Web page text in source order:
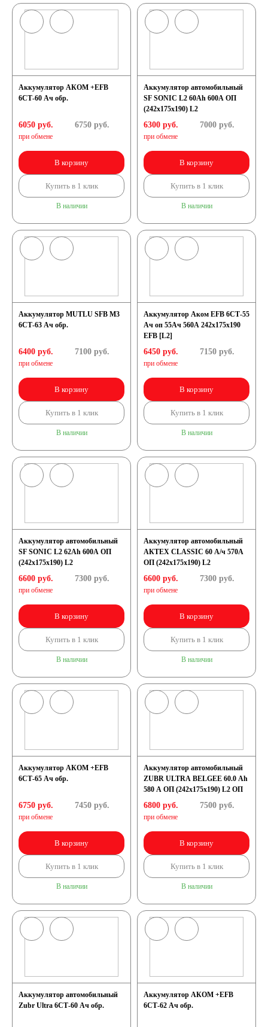
Аккумулятор АКОМ +EFB
6СТ-60 Ач обр.
6050 руб.
при обмене
6750руб.
В корзину
Купить в 1 клик
В наличии
Аккумулятор автомобильный
SF SONIC L2 60Ah 600A ОП
(242х175х190) L2
6300 руб.
при обмене
7000руб.
В корзину
Купить в 1 клик
В наличии
Аккумулятор MUTLU SFB M3
6СТ-63 Ач обр.
6400 руб.
при обмене
7100руб.
В корзину
Купить в 1 клик
В наличии
Аккумулятор Аком EFB 6СТ-55
Ач оп 55Ач 560А 242х175х190
EFB [L2]
6450 руб.
при обмене
7150руб.
В корзину
Купить в 1 клик
В наличии
Аккумулятор автомобильный
SF SONIC L2 62Ah 600A ОП
(242х175х190) L2
6600 руб.
при обмене
7300руб.
В корзину
Купить в 1 клик
В наличии
Аккумулятор автомобильный
АКТЕХ CLASSIC 60 А/ч 570А
ОП (242x175x190) L2
6600 руб.
при обмене
7300руб.
В корзину
Купить в 1 клик
В наличии
Аккумулятор АКОМ +EFB
6СТ-65 Ач обр.
6750 руб.
при обмене
7450руб.
В корзину
Купить в 1 клик
В наличии
Аккумулятор автомобильный
ZUBR ULTRA BELGEE 60.0 Ah
580 A ОП (242x175x190) L2 ОП
6800 руб.
при обмене
7500руб.
В корзину
Купить в 1 клик
В наличии
Аккумулятор автомобильный
Zubr Ultra 6СТ-60 Ач обр.
Аккумулятор АКОМ +EFB
6СТ-62 Ач обр.